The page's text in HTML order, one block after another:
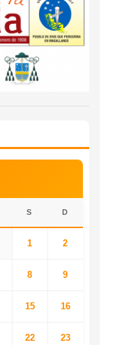
S D
1 2
8 9
15 16
22 23